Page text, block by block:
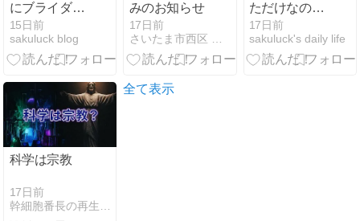
にブライダル
フェアが刺さ
った、一人で
見つけた「隣
未来」
15日前
sakuluck blog
みのお知らせ
17日前
ただけなのに
苦しくなっ
た、日用品の
買いすぎに隠
17日前
sakuluck's daily life
科学は宗教
17日前
全て表示